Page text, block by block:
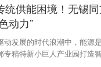
统供能困境！无锡
动力”
动发展的时代浪潮中，能源
专精特新小巨人产业园打造